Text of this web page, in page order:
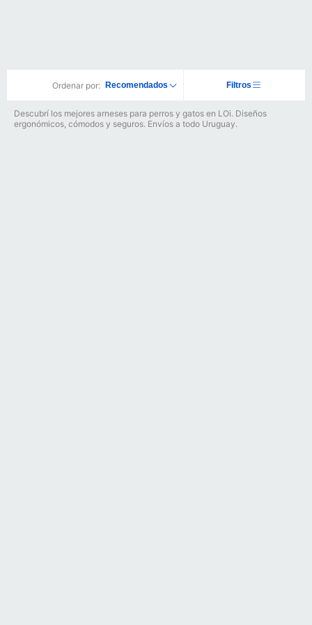
Ordenar por: Recomendados Filtros
Descubrí los mejores arneses para perros y gatos en LOi. Diseños
ergonómicos, cómodos y seguros. Envíos a todo Uruguay.